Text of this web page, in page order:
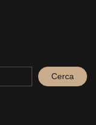
Cerca